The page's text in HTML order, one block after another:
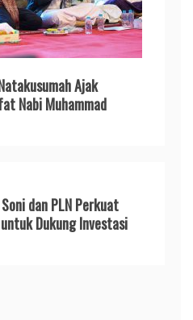
Ajak
Nabi Muhammad
dan PLN Perkuat
Dukung Investasi